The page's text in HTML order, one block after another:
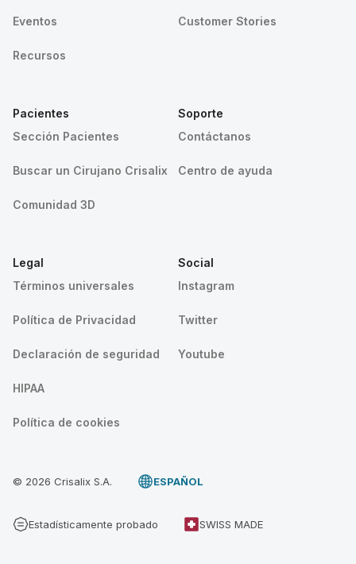
Eventos
Recursos
Customer Stories
Pacientes
Sección Pacientes
Buscar un Cirujano Crisalix
Comunidad 3D
Soporte
Contáctanos
Centro de ayuda
Legal
Términos universales
Política de Privacidad
Declaración de seguridad
HIPAA
Política de cookies
Social
Instagram
Twitter
Youtube
© 2026 Crisalix S.A. ESPAÑOL
Estadísticamente probado SWISS MADE